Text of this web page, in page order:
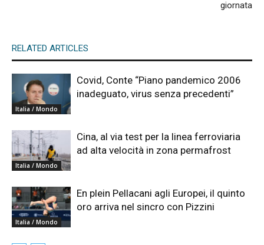
giornata
RELATED ARTICLES
Italia / Mondo
Covid, Conte “Piano pandemico 2006
inadeguato, virus senza precedenti”
Italia / Mondo
Cina, al via test per la linea ferroviaria
ad alta velocità in zona permafrost
Italia / Mondo
En plein Pellacani agli Europei, il quinto
oro arriva nel sincro con Pizzini